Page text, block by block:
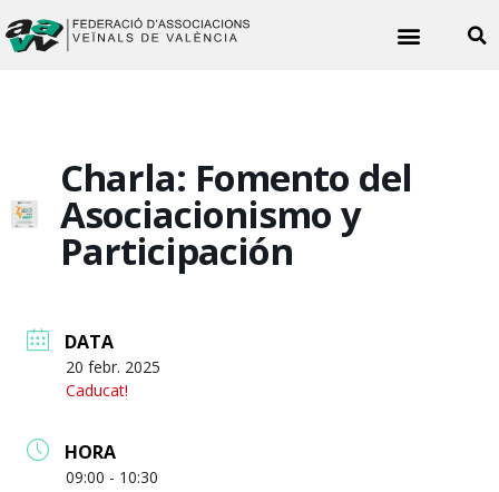
Charla: Fomento del
Asociacionismo y
Participación
DATA
20 febr. 2025
Caducat!
HORA
09:00 - 10:30